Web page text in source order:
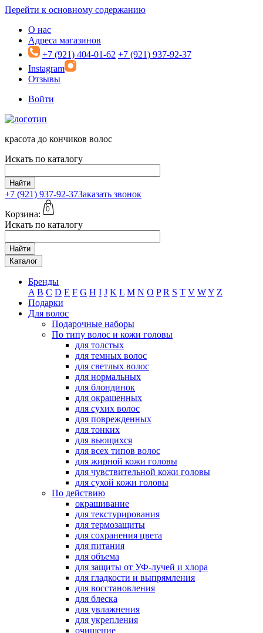
Перейти к основному содержанию
О нас
Адреса магазинов
+7 (921) 404-01-62 +7 (921) 937-92-37
Instagram
Отзывы
Войти
красота до кончиков волос
Искать по каталогу
Найти
+7 (921) 937-92-37Заказать звонок
Корзина:
0
Искать по каталогу
Найти
Каталог
Бренды
A B C D E F G H I J K L M N O P R S T V WY Z
Подарки
Для волос
Подарочные наборы
По типу волос и кожи головы
для толстых
для темных волос
для светлых волос
для нормальных
для блондинок
для окрашенных
для сухих волос
для поврежденных
для тонких
для вьющихся
для всех типов волос
для жирной кожи головы
для чувствительной кожи головы
для сухой кожи головы
По действию
окрашивание
для текстурирования
для термозащиты
для сохранения цвета
для питания
для объема
для защиты от УФ-лучей и хлора
для гладкости и выпрямления
для восстановления
для блеска
для увлажнения
для укрепления
очищение